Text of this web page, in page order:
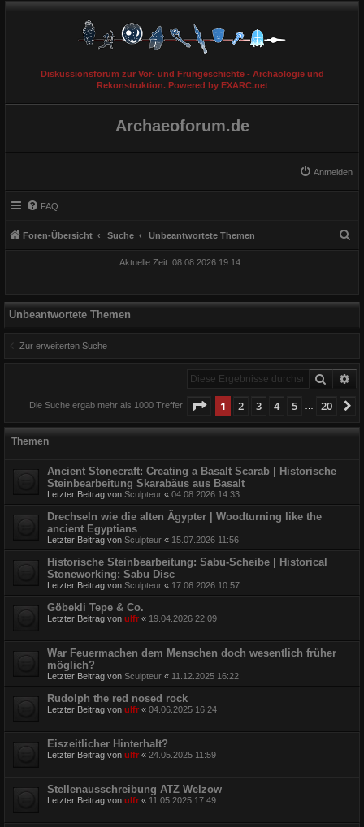
Diskussionsforum zur Vor- und Frühgeschichte - Archäologie und
Rekonstruktion. Powered by EXARC.net
Archaeoforum.de
Anmelden
FAQ
Foren-Übersicht Suche Unbeantwortete Themen
Aktuelle Zeit: 08.08.2026 19:14
Unbeantwortete Themen
Zur erweiterten Suche
Suche
Die Suche ergab mehr als 1000 Treffer Seite 1von 20
1 2 3 4 5 20
Themen
Ancient Stonecraft: Creating a Basalt Scarab | Historische
Steinbearbeitung Skarabäus aus Basalt
Letzter Beitrag von Sculpteur « 04.08.2026 14:33
Drechseln wie die alten Ägypter | Woodturning like the
ancient Egyptians
Letzter Beitrag von Sculpteur « 15.07.2026 11:56
Historische Steinbearbeitung: Sabu-Scheibe | Historical
Stoneworking: Sabu Disc
Letzter Beitrag von Sculpteur « 17.06.2026 10:57
Göbekli Tepe & Co.
Letzter Beitrag von ulfr « 19.04.2026 22:09
War Feuermachen dem Menschen doch wesentlich früher
möglich?
Letzter Beitrag von Sculpteur « 11.12.2025 16:22
Rudolph the red nosed rock
Letzter Beitrag von ulfr « 04.06.2025 16:24
Eiszeitlicher Hinterhalt?
Letzter Beitrag von ulfr « 24.05.2025 11:59
Stellenausschreibung ATZ Welzow
Letzter Beitrag von ulfr « 11.05.2025 17:49